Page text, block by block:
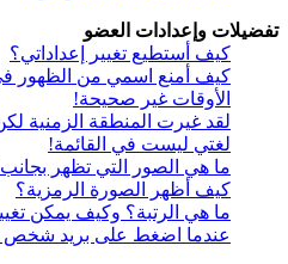
تفضيلات وإعدادات العضو
كيف أستطيع تغيير إعداداتي؟
كيف أمنع اسمي من الظهور
الأوقات غير صحيحة!
لقد غيرت المنطقة الزمنية
لغتي ليست في القائمة!
ما هي الصور التي تظهر
كيف أظهر الصورة الرمزية؟
ما هي الرتبة؟ وكيف يمكن
عندما اضغط على بريد شخص